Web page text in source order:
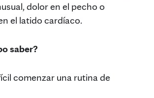
dolor en el pecho o
el latido cardíaco.
saber?
comenzar una rutina de